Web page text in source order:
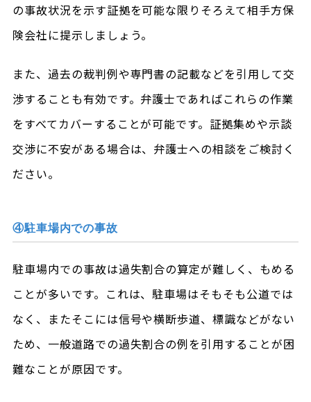
の事故状況を示す証拠を可能な限りそろえて相手方保
険会社に提示しましょう。
また、過去の裁判例や専門書の記載などを引用して交
渉することも有効です。弁護士であればこれらの作業
をすべてカバーすることが可能です。証拠集めや示談
交渉に不安がある場合は、弁護士への相談をご検討く
ださい。
④駐車場内での事故
駐車場内での事故は過失割合の算定が難しく、もめる
ことが多いです。これは、駐車場はそもそも公道では
なく、またそこには信号や横断歩道、標識などがない
ため、一般道路での過失割合の例を引用することが困
難なことが原因です。